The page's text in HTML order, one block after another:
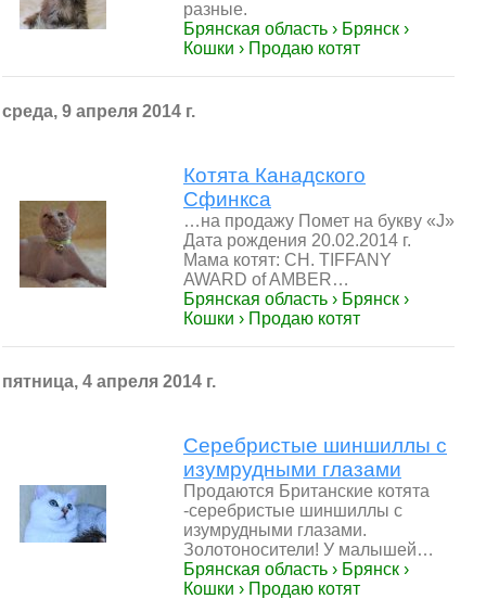
разные.
Брянская область › Брянск ›
Кошки › Продаю котят
среда, 9 апреля 2014 г.
Котята Канадского
Сфинкса
…на продажу Помет на букву «J»
Дата рождения 20.02.2014 г.
Мама котят: CH. TIFFANY
AWARD of AMBER…
Брянская область › Брянск ›
Кошки › Продаю котят
пятница, 4 апреля 2014 г.
Серебристые шиншиллы с
изумрудными глазами
Продаются Британские котята
-серебристые шиншиллы с
изумрудными глазами.
Золотоносители! У малышей…
Брянская область › Брянск ›
Кошки › Продаю котят